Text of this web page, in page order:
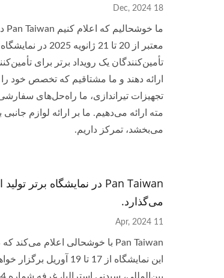
18 Dec, 2024
معتبر از 20 تا
تأمین‌کنندگان یک رویداد برتر برای
ارائه دهند و ما مشتاقیم که تخصص خود را
تجهیزات تیراندازی، ما راه‌حل‌های سفارشی
مته ارائه می‌دهیم. ما بر ارائه لوازم
می‌بخشد، تمرکز داریم.
می‌گذارد.
11 Apr, 2024
این نمایشگاه از 17